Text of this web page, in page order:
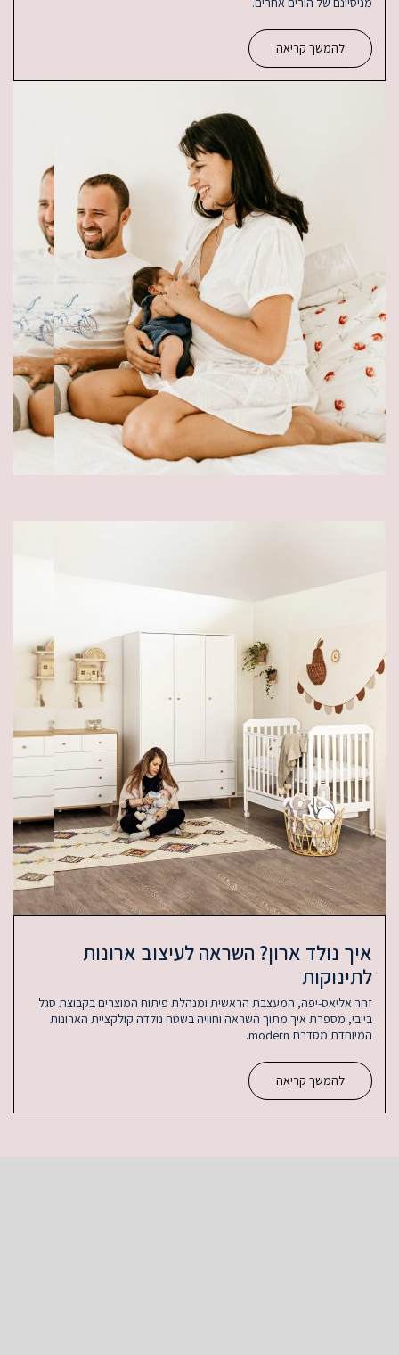
השראה לעיצוב ארונות
הראשית ומנהלת פיתוח המוצרים בקבוצת סגל
השראה וחוויה בשטח נולדה קולקציית הארונות